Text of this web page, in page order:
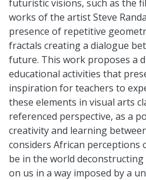
futuristic visions, such as the
works of the artist Steve
presence of repetitive
fractals creating a dialogue
future. This work proposes a
educational activities that
inspiration for teachers to
these elements in visual arts
referenced perspective, as a
creativity and learning
considers African perceptions
be in the world deconstructing
on us in a way imposed by a